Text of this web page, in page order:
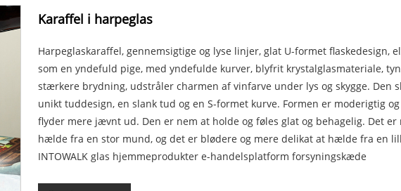
Karaffel i harpeglas
Harpeglaskaraffel, gennemsigtige og lyse linjer, glat U-formet flaskedesign,
som en yndefuld pige, med yndefulde kurver, blyfrit krystalglasmateriale,
stærkere brydning, udstråler charmen af ​​vinfarve under lys og skygge. Den
unikt tuddesign, en slank tud og en S-formet kurve. Formen er moderigtig
flyder mere jævnt ud. Den er nem at holde og føles glat og behagelig. Det er
hælde fra en stor mund, og det er blødere og mere delikat at hælde fra en
INTOWALK glas hjemmeprodukter e-handelsplatform forsyningskæde